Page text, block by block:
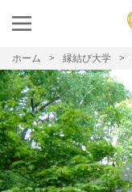
ホーム 縁結び大学